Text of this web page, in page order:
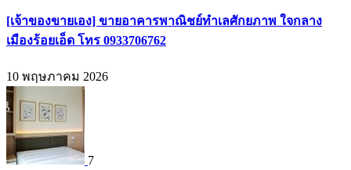
[เจ้าของขายเอง] ขายอาคารพาณิชย์ทำเลศักยภาพ ใจกลาง
เมืองร้อยเอ็ด โทร 0933706762
10 พฤษภาคม 2026
7